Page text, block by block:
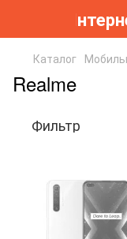
Каталог
Realme
Фильтр